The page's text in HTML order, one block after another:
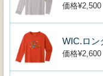
価格¥2,500
WIC.ロン
価格¥2,600